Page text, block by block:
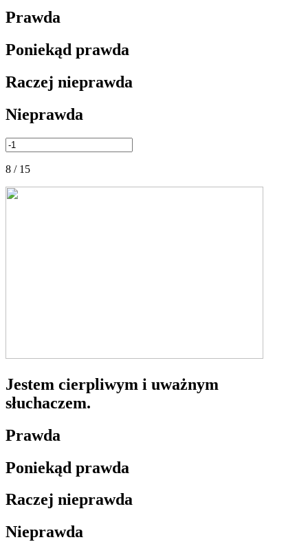
Prawda
Poniekąd prawda
Raczej nieprawda
Nieprawda
8 / 15
Jestem cierpliwym i uważnym
słuchaczem.
Prawda
Poniekąd prawda
Raczej nieprawda
Nieprawda